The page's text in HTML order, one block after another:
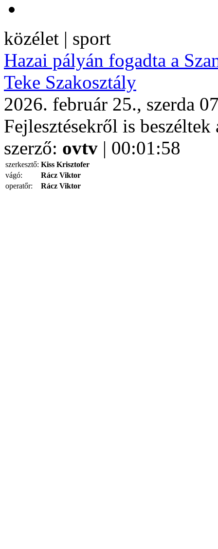
közélet | sport
Hazai pályán fogadta a
Teke Szakosztály
2026. február 25., szerda
Fejlesztésekről is beszéltek
szerző: ovtv | 00:01:58
szerkesztő: Kiss Krisztofer
vágó:
Rácz Viktor
operatőr:
Rácz Viktor